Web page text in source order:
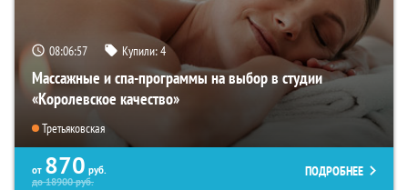
08:06:56 Купили:4
Массажные и спа-программы на выбор в студии
«Королевское качество»
Третьяковская
от 870 руб.
до18900руб.
ПОДРОБНЕЕ